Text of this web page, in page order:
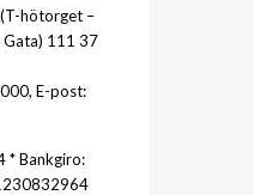
hötorget –
Gata) 111 37
E-post:
* Bankgiro: